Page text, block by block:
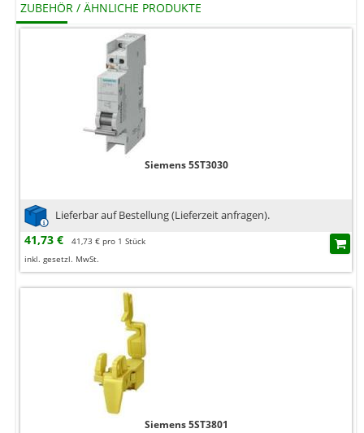
ZUBEHÖR / ÄHNLICHE PRODUKTE
Siemens 5ST3030
Lieferbar auf Bestellung (Lieferzeit anfragen).
41,73 €
41,73 € pro 1 Stück
inkl. gesetzl. MwSt.
Siemens 5ST3801